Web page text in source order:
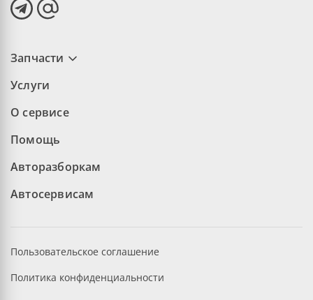
Запчасти
Услуги
О сервисе
Помощь
Авторазборкам
Автосервисам
Пользовательское соглашение
Политика конфиденциальности